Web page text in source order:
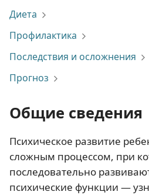
Диета
Профилактика
Последствия и осложнения
Прогноз
Общие сведения
Психическое развитие
сложным процессом, при
последовательно
психические функции —